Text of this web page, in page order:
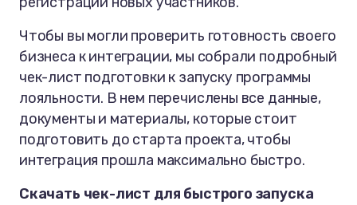
Чтобы вы могли проверить готовность своего
бизнеса к интеграции, мы собрали подробный
чек-лист подготовки к запуску программы
лояльности. В нем перечислены все данные,
документы и материалы, которые стоит
подготовить до старта проекта, чтобы
интеграция прошла максимально быстро.
Скачать чек-лист для быстрого запуска